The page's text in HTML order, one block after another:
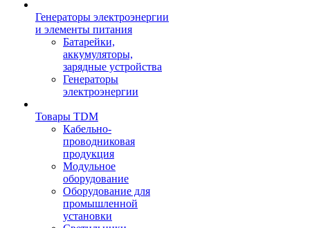
Генераторы электроэнергии
и элементы питания
Батарейки,
аккумуляторы,
зарядные устройства
Генераторы
электроэнергии
Товары TDM
Кабельно-
проводниковая
продукция
Модульное
оборудование
Оборудование для
промышленной
установки